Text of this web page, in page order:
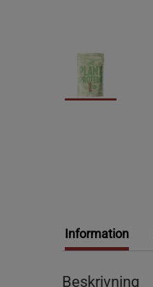
Information
Beskrivning